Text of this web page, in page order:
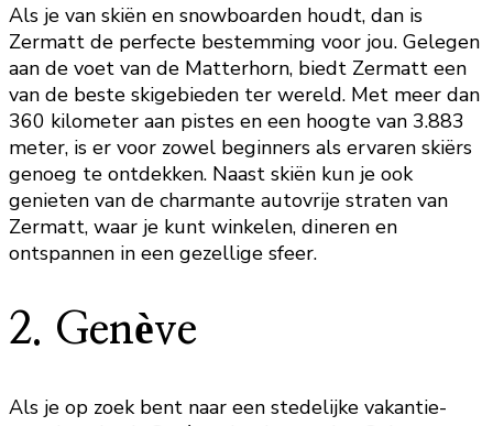
Als je van skiën en snowboarden houdt, dan is
Zermatt de perfecte bestemming voor jou. Gelegen
aan de voet van de Matterhorn, biedt Zermatt een
van de beste skigebieden ter wereld. Met meer dan
360 kilometer aan pistes en een hoogte van 3.883
meter, is er voor zowel beginners als ervaren skiërs
genoeg te ontdekken. Naast skiën kun je ook
genieten van de charmante autovrije straten van
Zermatt, waar je kunt winkelen, dineren en
ontspannen in een gezellige sfeer.
2. Genève
Als je op zoek bent naar een stedelijke vakantie-